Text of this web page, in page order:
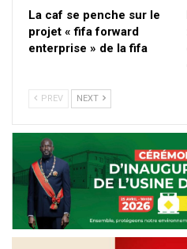
La caf se penche sur le
projet « fifa forward
enterprise » de la fifa
PREV NEXT